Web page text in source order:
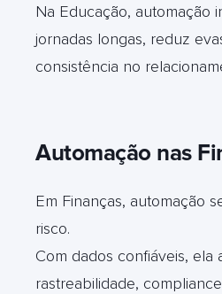
Na Educação, automação
jornadas longas, reduz
consistência no
Automação nas
Em Finanças, automação
risco.
Com dados confiáveis, ela
rastreabilidade,